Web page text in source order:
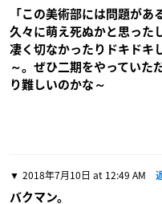
「この美術部には問題があ
久々に萌え死ぬかと思った
凄く切なかったりドキドキ
～。ぜひ二期をやっていた
り難しいのかな～
2018年7月10日 at 12:49 AM
バクマン。